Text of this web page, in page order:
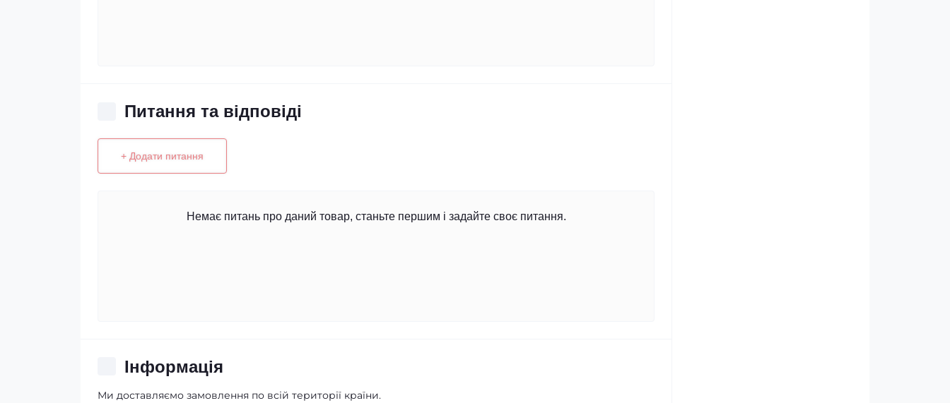
Питання та відповіді
+ Додати питання
Немає питань про даний товар, станьте першим і задайте своє питання.
Iнформація
Ми доставляємо замовлення по всій території країни.